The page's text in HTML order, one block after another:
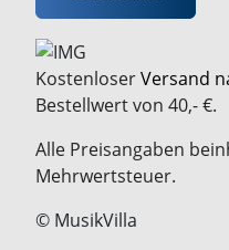
KostenloserVersand
Bestellwert von 40,- €.
Alle Preisangaben
Mehrwertsteuer.
© MusikVilla